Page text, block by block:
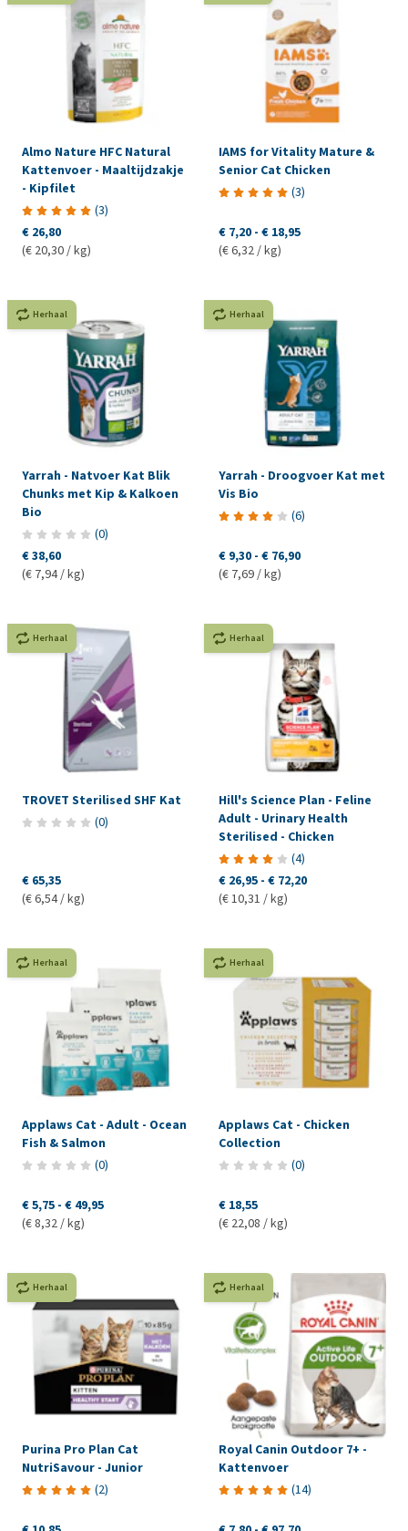
Almo Nature HFC Natural
Kattenvoer - Maaltijdzakje
- Kipfilet
(3)
€ 26,80
(€ 20,30 / kg)
IAMS for Vitality Mature &
Senior Cat Chicken
(3)
€ 7,20 - € 18,95
(€ 6,32 / kg)
Herhaal
Yarrah - Natvoer Kat Blik
Chunks met Kip & Kalkoen
Bio
(0)
€ 38,60
(€ 7,94 / kg)
Herhaal
Yarrah - Droogvoer Kat met
Vis Bio
(6)
€ 9,30 - € 76,90
(€ 7,69 / kg)
Herhaal
TROVET Sterilised SHF Kat
(0)
€ 65,35
(€ 6,54 / kg)
Herhaal
Hill's Science Plan - Feline
Adult - Urinary Health
Sterilised - Chicken
(4)
€ 26,95 - € 72,20
(€ 10,31 / kg)
Herhaal
Applaws Cat - Adult - Ocean
Fish & Salmon
(0)
€ 5,75 - € 49,95
(€ 8,32 / kg)
Herhaal
Applaws Cat - Chicken
Collection
(0)
€ 18,55
(€ 22,08 / kg)
Herhaal
Purina Pro Plan Cat
NutriSavour - Junior
(2)
Herhaal
Royal Canin Outdoor 7+ -
Kattenvoer
(14)